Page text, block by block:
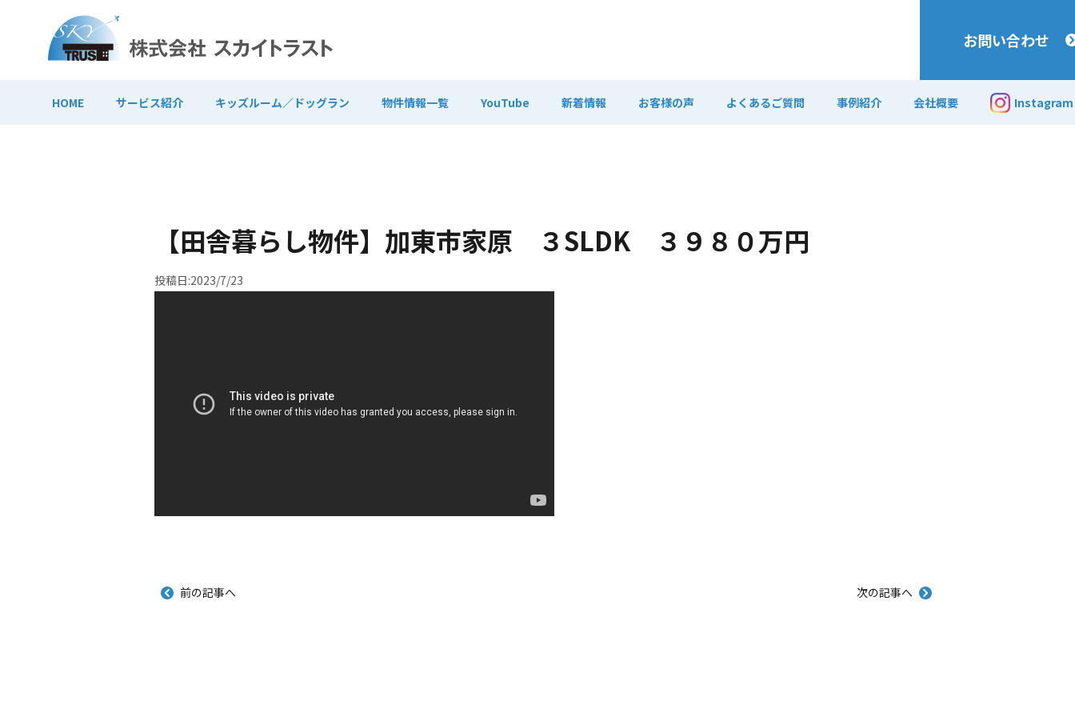
お問い合わせ
HOME サービス紹介 キッズルーム／ドッグラン 物件情報一覧 YouTube 新着情報 お客様の声 よくあるご質問 事例紹介 会社概要 Instagram
【田舎暮らし物件】加東市家原 ３SLDK ３９８０万円
投稿日:2023/7/23
前の記事へ 次の記事へ